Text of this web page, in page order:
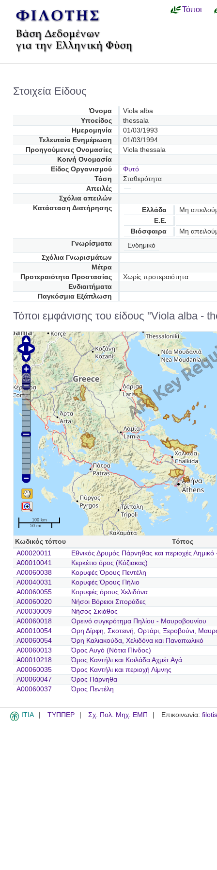
Τόποι
Στοιχεία Είδους
Όνομα
Viola alba
Υποείδος
thessala
Ημερομηνία
01/03/1993
Τελευταία Ενημέρωση
01/03/1994
Προηγούμενες Oνομασίες
Viola thessala
Κοινή Ονομασία
Είδος Οργανισμού
Φυτό
Τάση
Σταθερότητα
Απειλές
Σχόλια απειλών
Κατάσταση Διατήρησης
Ελλάδα
Μη
Ε.Ε.
Βιόσφαιρα
Μη
Γνωρίσματα
Ενδημικό
Σχόλια Γνωρισμάτων
Μέτρα
Προτεραιότητα Προστασίας
Χωρίς προτεραιότητα
Ενδιαιτήματα
Παγκόσμια Εξάπλωση
Τόποι εμφάνισης του είδους "Viola alba -
100 km
50 mi
Κωδικός τόπου
Τόπος
A00020011
Εθνικός Δρυμός Πάρνηθας και περιοχές Λημικό
A00010041
Κερκέτιο όρος (Κόζιακας)
A00060038
Κορυφές Όρους Πεντέλη
A00040031
Κορυφές Όρους Πήλιο
A00060055
Κορυφές όρους Χελιδόνα
A00060020
Νήσοι Βόρειοι Σποράδες
A00030009
Νήσος Σκιάθος
A00060018
Ορεινό συγκρότημα Πηλίου - Μαυροβουνίου
A00010054
Ορη Δίρφη, Σκοτεινή, Ορτάρι, Ξεροβούνι,
A00060054
Όρη Καλιακούδα, Χελιδόνα και Παναιτωλικό
A00060013
Όρος Αυγό (Νότια Πίνδος)
A00010218
Όρος Καντήλι και Κοιλάδα Αχμέτ Αγά
A00060035
Όρος Καντήλι και περιοχή Λίμνης
A00060047
Όρος Πάρνηθα
A00060037
Όρος Πεντέλη
ITIA ΤΥΠΠΕΡ Σχ. Πολ. Μηχ. ΕΜΠ Επικοινωνία: